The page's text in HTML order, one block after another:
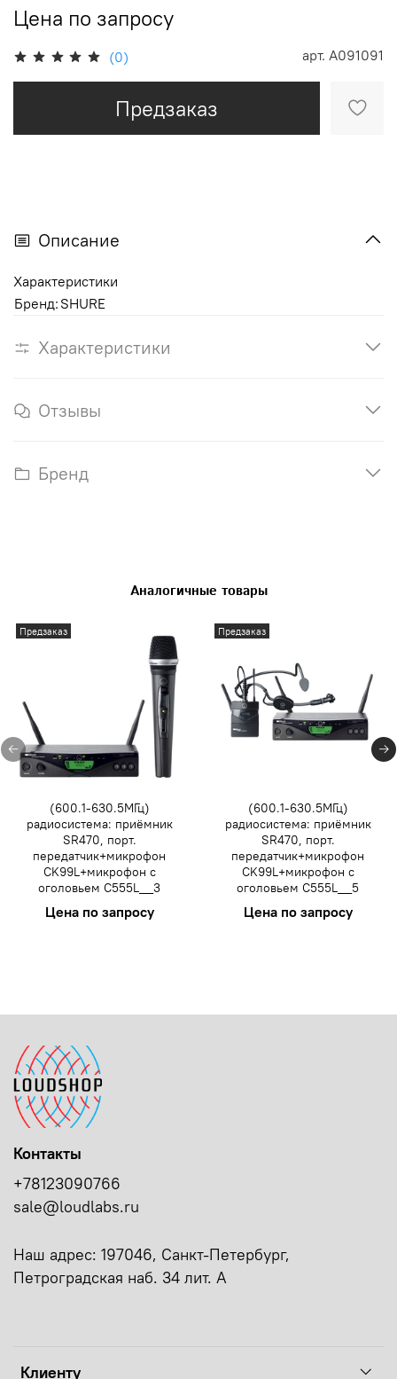
(0) арт. A091091
Цена по запросу
Предзаказ
Описание
Характеристики
Бренд: SHURE
Характеристики
Отзывы
Бренд
Аналогичные товары
Предзаказ
(600.1-630.5МГц)
радиосистема: приёмник
SR470, порт.
передатчик+микрофон
СK99L+микрофон с
оголовьем C555L__3
Цена по запросу
Предзаказ
(600.1-630.5МГц)
радиосистема: приёмник
SR470, порт.
передатчик+микрофон
СK99L+микрофон с
оголовьем C555L__5
Цена по запросу
Клиенту
Контакты
+78123090766
sale@loudlabs.ru
Наш адрес: 197046, Санкт-Петербург,
Петроградская наб. 34 лит. А